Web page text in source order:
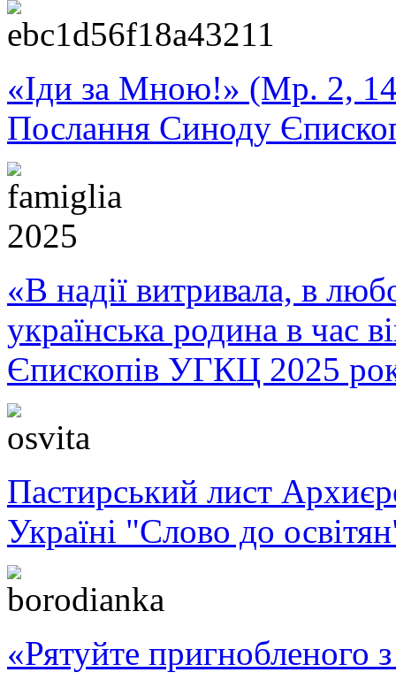
«Іди за Мною!» (Мр. 2,
Послання Синоду
«В надії витривала, в
українська родина в час
Єпископів УГКЦ 2025
Пастирський лист
Україні "Слово до
«Рятуйте пригнобленого